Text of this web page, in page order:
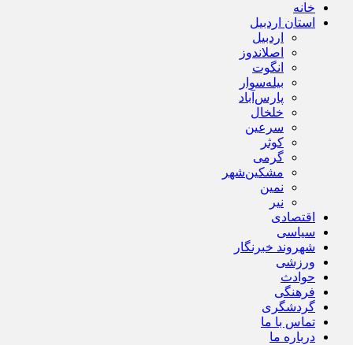
خانه
استان اردبیل
اردبیل
اصلاندوز
انگوت
بیله‌سوار
پارس‌آباد
خلخال
سرعین
کوثر
گرمی
مشکین‌شهر
نمین
نیر
اقتصادی
سیاسی
شهروند خبرنگار
ورزشی
حوادث
فرهنگی
گردشگری
تماس با ما
درباره ما